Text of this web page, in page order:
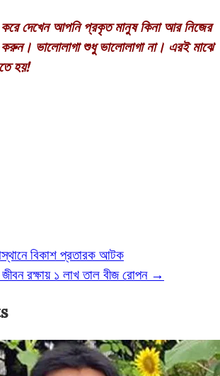
দেখেন আপনি প্রকৃত মানুষ কিনা আর নিজের
করুন। ভালোলাগা শুধু ভালোলাগা না। এরই মাঝে
হয়!
বিকাশ প্রতারক আটক
রক্ষায় ১ লাখ তাল বীজ রোপন →